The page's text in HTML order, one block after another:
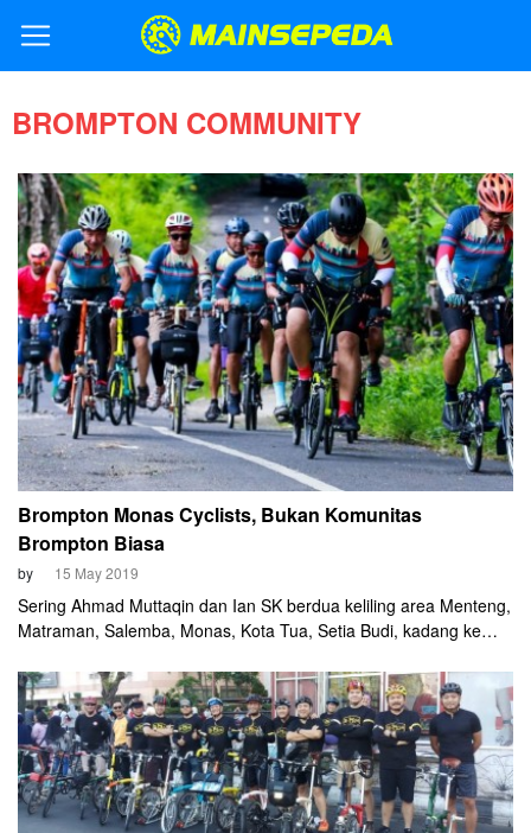
BROMPTON COMMUNITY
Brompton Monas Cyclists, Bukan Komunitas
Brompton Biasa
by 15 May 2019
Sering Ahmad Muttaqin dan Ian SK berdua keliling area Menteng,
Matraman, Salemba, Monas, Kota Tua, Setia Budi, kadang ke
cyclist pengguna Brompton Raw Lacquer ini tidak sekedar
bersepeda. Tapi latihan serius, ada jarak tertentu dengan
kecepatan rata-rata tertentu yang harus diselesaikan.